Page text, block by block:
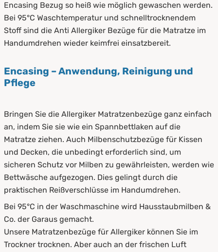
Encasing Bezug so heiß wie möglich gewaschen werden.
Bei 95°C Waschtemperatur und schnelltrocknendem
Stoff sind die Anti Allergiker Bezüge für die Matratze im
Handumdrehen wieder keimfrei einsatzbereit.
Encasing – Anwendung, Reinigung und
Pflege
Bringen Sie die Allergiker Matratzenbezüge ganz einfach
an, indem Sie sie wie ein Spannbettlaken auf die
Matratze ziehen. Auch Milbenschutzbezüge für Kissen
und Decken, die unbedingt erforderlich sind, um
sicheren Schutz vor Milben zu gewährleisten, werden wie
Bettwäsche aufgezogen. Dies gelingt durch die
praktischen Reißverschlüsse im Handumdrehen.
Bei 95°C in der Waschmaschine wird Hausstaubmilben &
Co. der Garaus gemacht.
Unsere Matratzenbezüge für Allergiker können Sie im
Trockner trocknen. Aber auch an der frischen Luft